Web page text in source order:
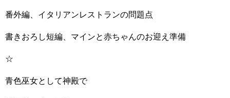
番外編、イタリアンレストランの問題点
書きおろし短編、マインと赤ちゃんのお迎え準備
☆
青色巫女として神殿で